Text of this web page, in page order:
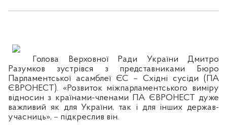
Голова Верховної Ради України Дмитро
Разумков зустрівся з представниками Бюро
Парламентської асамблеї ЄС – Східні сусіди (ПА
ЄВРОНЕСТ). «Розвиток міжпарламентського виміру
відносин з країнами-членами ПА ЄВРОНЕСТ дуже
важливий як для України, так і для інших держав-
учасниць», – підкреслив він.